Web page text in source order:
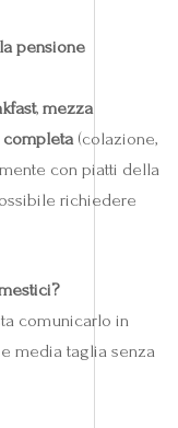
pensione
, mezza
(colazione,
con piatti della
richiedere
comunicarlo in
media taglia senza